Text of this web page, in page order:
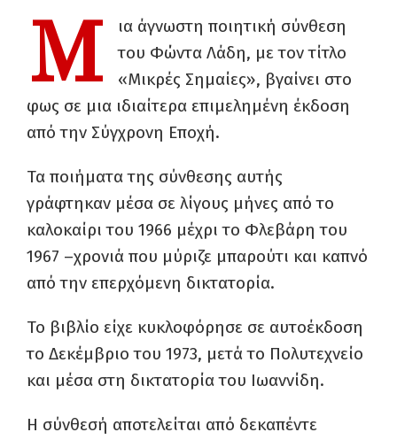
Μ
ια άγνωστη ποιητική σύνθεση
του Φώντα Λάδη, με τον τίτλο
«Μικρές Σημαίες», βγαίνει στο
φως σε μια ιδιαίτερα επιμελημένη έκδοση
από την Σύγχρονη Εποχή.
Τα ποιήματα της σύνθεσης αυτής
γράφτηκαν μέσα σε λίγους μήνες από το
καλοκαίρι του 1966 μέχρι το Φλεβάρη του
1967 –χρονιά που μύριζε μπαρούτι και καπνό
από την επερχόμενη δικτατορία.
Το βιβλίο είχε κυκλοφόρησε σε αυτοέκδοση
το Δεκέμβριο του 1973, μετά το Πολυτεχνείο
και μέσα στη δικτατορία του Ιωαννίδη.
Η σύνθεσή αποτελείται από δεκαπέντε